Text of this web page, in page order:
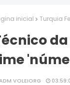
inicial Turquia
VOLEIORG